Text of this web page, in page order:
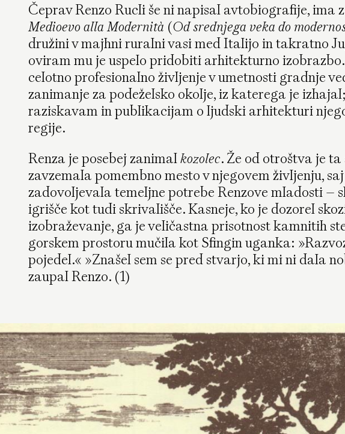
Čeprav Renzo Rucli še ni napisal avtobiografije, ima
Medioevo alla Modernità (Od srednjega veka do
družini v majhni ruralni vasi med Italijo in takratno
oviram mu je uspelo pridobiti arhitekturno
celotno profesionalno življenje v umetnosti gradnje
zanimanje za podeželsko okolje, iz katerega je
raziskavam in publikacijam o ljudski arhitekturi
regije.
Renza je posebej zanimalkozolec. Že od otroštva je
zavzemala pomembno mesto v njegovem življenju,
zadovoljevala temeljne potrebe Renzove mladosti –
igrišče kot tudi skrivališče. Kasneje, ko je dozorel
izobraževanje, ga je veličastna prisotnost kamnitih
gorskem prostoru mučila kot Sfingin uganka:
pojedel.« »Znašel sem se pred stvarjo, ki mi ni dala
zaupal Renzo. (1)